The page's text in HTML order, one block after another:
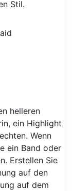
Stil.
helleren
ein Highlight
Wenn
ein Band oder
Erstellen Sie
auf den
auf dem